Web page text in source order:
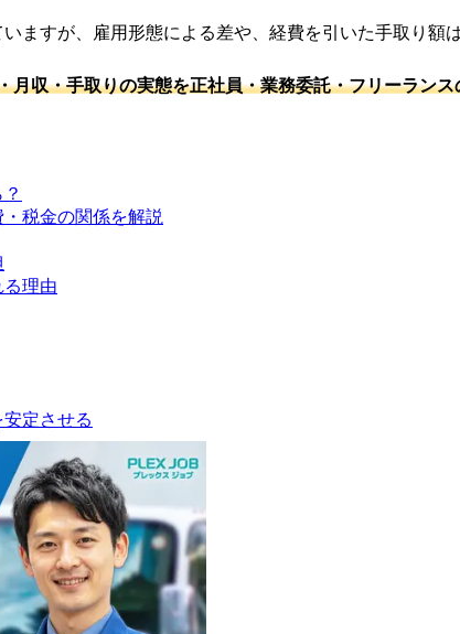
ますが、雇用形態による差や、経費を引いた手取り額
月収・手取りの実態を正社員・業務委託・フリーラン
税金の関係を解説
理由
定させる
問
すか？
ら